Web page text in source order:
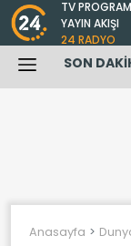
TV
YAYIN AKIŞI
24 RADYO
SON
Anasayfa